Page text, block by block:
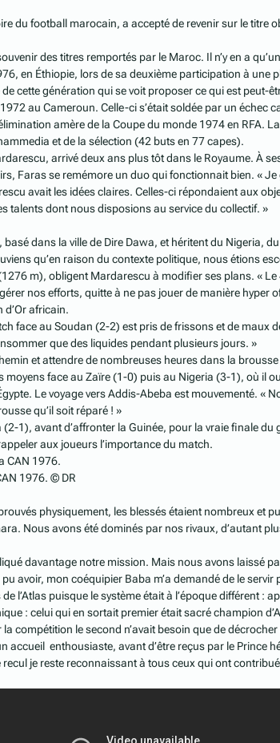
du football marocain, a accepté de revenir sur le titre
des titres remportés par le Maroc. Il n’y en a
en Éthiopie, lors de sa deuxième participation à une
cette génération qui se voit proposer ce qui est peut-
au Cameroun. Celle-ci s’était soldée par un échec
amère de la Coupe du monde 1974 en RFA.
et de la sélection (42 buts en 77 capes).
arrivé deux ans plus tôt dans le Royaume. À
Faras se remémore un duo qui fonctionnait bien. «
avait les idées claires. Celles-ci répondaient aux
talents dont nous disposions au service du collectif. »
basé dans la ville de Dire Dawa, et héritent du Nigeria,
qu’en raison du contexte politique, nous étions
m), obligent Mardarescu à modifier ses plans. «
nos efforts, quitte à ne pas jouer de manière hyper
d’Or africain.
face au Soudan (2-2) est pris de frissons et de maux
que des liquides pendant plusieurs jours. »
et attendre de nombreuses heures dans la brousse
moyens face au Zaïre (1-0) puis au Nigeria (3-1), où il
Le voyage vers Addis-Abeba est mouvementé. «
qu’il soit réparé ! »
1), avant d’affronter la Guinée, pour la vraie finale
aux joueurs l’importance du match.
1976. © DR
physiquement, les blessés étaient nombreux et
Nous avons été dominés par nos rivaux, d’autant
davantage notre mission. Mais nous avons laissé
avoir, mon coéquipier Baba m’a demandé de le
l’Atlas puisque le système était à l’époque différent :
: celui qui en sortait premier était sacré champion
compétition le second n’avait besoin que de
accueil enthousiaste, avant d’être reçus par le Prince
je reste reconnaissant à tous ceux qui ont